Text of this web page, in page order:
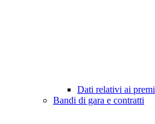
Dati relativi ai premi
Bandi di gara e contratti